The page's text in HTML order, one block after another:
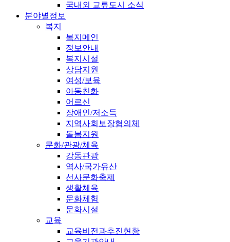
국내외 교류도시 소식
분야별정보
복지
복지메인
정보안내
복지시설
상담지원
여성/보육
아동친화
어르신
장애인/저소득
지역사회보장협의체
돌봄지원
문화/관광/체육
강동관광
역사/국가유산
선사문화축제
생활체육
문화체험
문화시설
교육
교육비전과추진현황